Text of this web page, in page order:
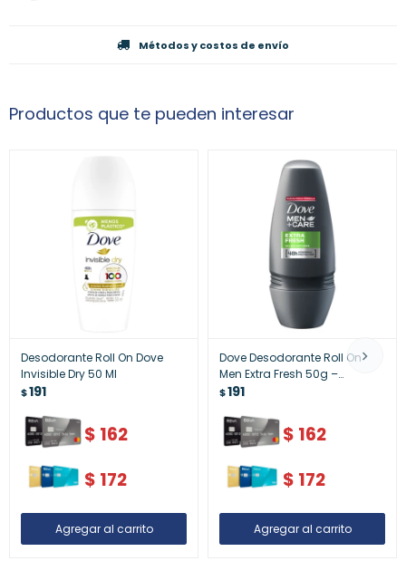
Métodos y costos de envío
Productos que te pueden interesar
Desodorante Roll On Dove
Invisible Dry 50 Ml
$191
$ 162
$ 172
Dove Desodorante Roll On
Men Extra Fresh 50g –
Frescura Prolongada
$191
$ 162
$ 172